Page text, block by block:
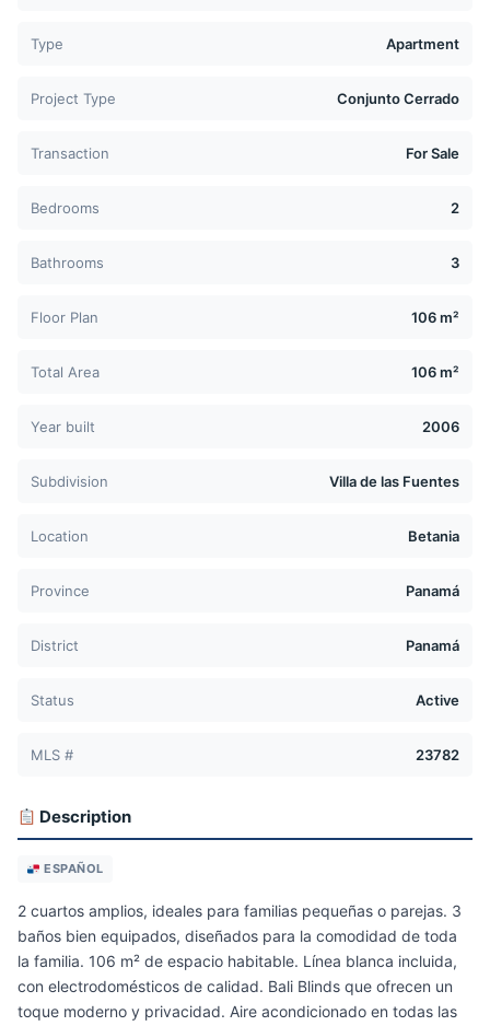
Type Apartment
Project Type Conjunto Cerrado
Transaction For Sale
Bedrooms 2
Bathrooms 3
Floor Plan 106 m²
Total Area 106 m²
Year built 2006
Subdivision Villa de las Fuentes
Location Betania
Province Panamá
District Panamá
Status Active
MLS # 23782
Description
ESPAÑOL
2 cuartos amplios, ideales para familias pequeñas o parejas. 3
baños bien equipados, diseñados para la comodidad de toda
la familia. 106 m² de espacio habitable. Línea blanca incluida,
con electrodomésticos de calidad. Bali Blinds que ofrecen un
toque moderno y privacidad. Aire acondicionado en todas las